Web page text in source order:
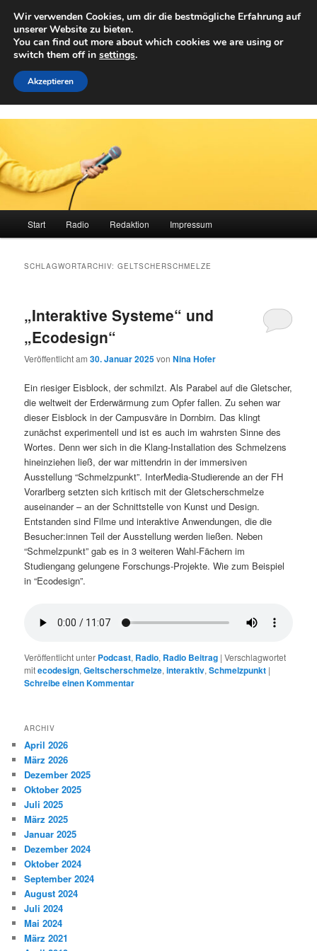
primären
Inhalt
springen
sekundären
Inhalt
springenAchwelle
Campus Medien der Fachhochschule Vorarlberg
Start Radio Redaktion Impressum
SCHLAGWORTARCHIV:GELTSCHERSCHMELZE
„Interaktive Systeme“ und
„Ecodesign“
Veröffentlicht am30. Januar 2025vonNina Hofer
Ein riesiger Eisblock, der schmilzt. Als Parabel auf die Gletscher,
die weltweit der Erderwärmung zum Opfer fallen. Zu sehen war
dieser Eisblock in der Campusväre in Dornbirn. Das klingt
zunächst experimentell und ist es auch im wahrsten Sinne des
Wortes. Denn wer sich in die Klang-Installation des Schmelzens
hineinziehen ließ, der war mittendrin in der immersiven
Ausstellung “Schmelzpunkt”. InterMedia-Studierende an der FH
Vorarlberg setzten sich kritisch mit der Gletscherschmelze
auseinander – an der Schnittstelle von Kunst und Design.
Entstanden sind Filme und interaktive Anwendungen, die die
Besucher:innen Teil der Ausstellung werden ließen. Neben
“Schmelzpunkt” gab es in 3 weiteren Wahl-Fächern im
Studiengang gelungene Forschungs-Projekte. Wie zum Beispiel
in “Ecodesign”.
Veröffentlicht unter Podcast, Radio, Radio Beitrag |Verschlagwortet
mitecodesign,Geltscherschmelze,interaktiv,Schmelzpunkt |
Schreibe einen Kommentar
ARCHIV
April 2026
März 2026
Dezember 2025
Oktober 2025
Juli 2025
März 2025
Januar 2025
Dezember 2024
Oktober 2024
September 2024
August 2024
Juli 2024
Mai 2024
März 2021
Wir verwenden Cookies, um dir die bestmögliche Erfahrung auf
unserer Website zu bieten.
You can find out more about which cookies we are using or
switch them off in settings.
Akzeptieren